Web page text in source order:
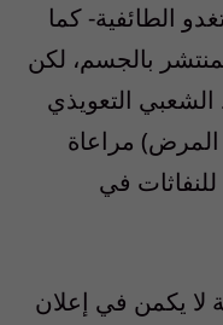
الطائفية- كما
بالجسم، لكن
التعويذي
المرض) مراعاة
في
لا يكمن في إعلان